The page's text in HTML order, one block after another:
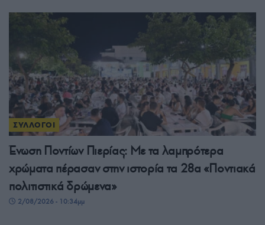
ΣΥΛΛΟΓΟΙ
Ένωση Ποντίων Πιερίας: Με τα λαμπρότερα
χρώματα πέρασαν στην ιστορία τα 28α «Ποντιακά
πολιτιστικά δρώμενα»
2/08/2026 - 10:34μμ